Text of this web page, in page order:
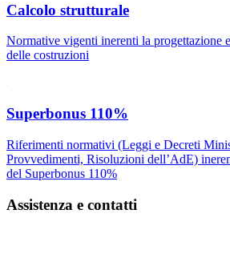
Calcolo strutturale
Normative vigenti inerenti la progettazione
delle costruzioni
Superbonus 110%
Riferimenti normativi (Leggi e Decreti
Provvedimenti, Risoluzioni dell’AdE)
del Superbonus 110%
Assistenza e contatti